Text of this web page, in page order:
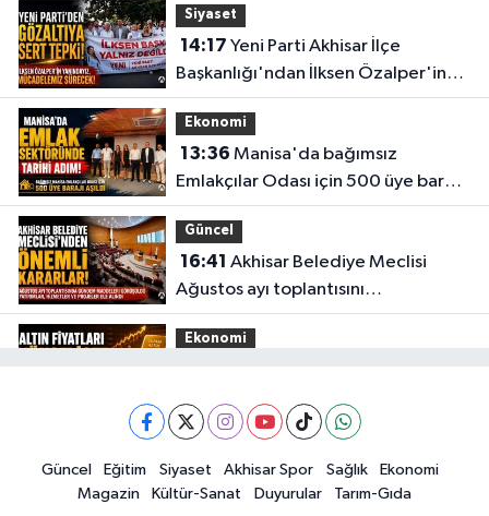
Siyaset
14:17
Başkanlığı'ndan İlksen Özalper'in
gözaltına alınmasına tepki
Ekonomi
13:36
Emlakçılar Odası için 500 üye barajı
aşıldı
Güncel
16:41
Ağustos ayı toplantısını
gerçekleştirdi
Ekonomi
15:02Akhisar'da sıcak hava etkisini
sürdürüyor! İşte 5 günlük hava
Güncel Eğitim Siyaset Akhisar Spor Sağlık
Ekonomi
Magazin
Kültür-Sanat Duyurular Tarım-Gıda